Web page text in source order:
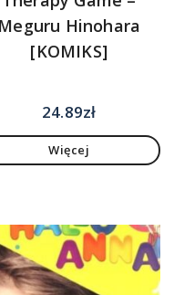
Meguru Hinohara
[KOMIKS]
24.89zł
Więcej